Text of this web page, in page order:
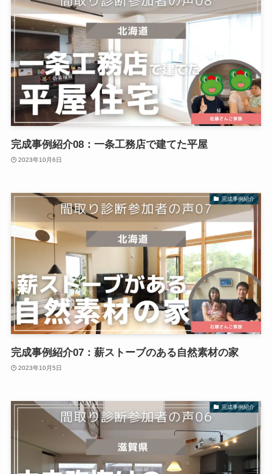
完成事例紹介08：一条工務店で建てた平屋
2023年10月6日
完成事例紹介
完成事例紹介07：薪ストーブのある自然素材の家
2023年10月5日
完成事例紹介